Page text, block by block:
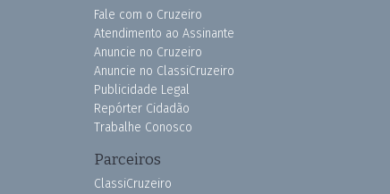
Fale com o Cruzeiro
Atendimento ao Assinante
Anuncie no Cruzeiro
Anuncie no ClassiCruzeiro
Publicidade Legal
Repórter Cidadão
Trabalhe Conosco
Parceiros
ClassiCruzeiro